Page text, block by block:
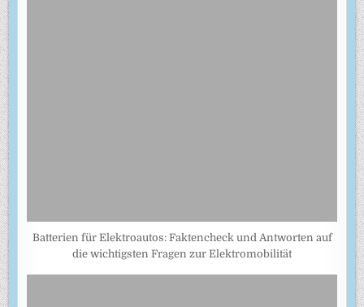
Batterien für Elektroautos: Faktencheck und Antworten auf
die wichtigsten Fragen zur Elektromobilität